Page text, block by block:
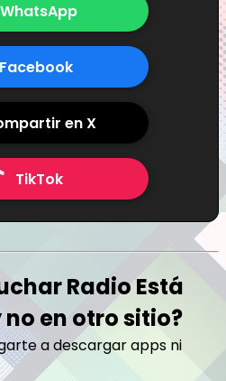
WhatsApp
Facebook
en X
TikTok
Radio Está
en otro sitio?
a descargar apps ni